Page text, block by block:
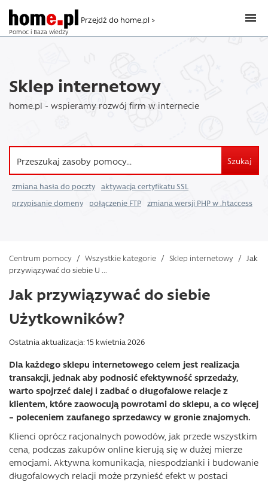
Pomoc i Baza wiedzy
Przejdź do home.pl >
Sklep internetowy
home.pl - wspieramy rozwój firm w internecie
Szukaj
zmiana hasła do poczty
aktywacja certyfikatu SSL
przypisanie domeny
połączenie FTP zmiana wersji PHP w .htaccess
Centrum pomocy / Wszystkie kategorie / Sklep internetowy /
Jak
przywiązywać do siebie U ...
Jak przywiązywać do siebie
Użytkowników?
Ostatnia aktualizacja: 15 kwietnia 2026
Dla każdego sklepu internetowego celem jest realizacja
transakcji, jednak aby podnosić efektywność sprzedaży,
warto spojrzeć dalej i zadbać o długofalowe relacje z
klientem, które zaowocują powrotami do sklepu, a co więcej
– poleceniem zaufanego sprzedawcy w gronie znajomych.
Klienci oprócz racjonalnych powodów, jak przede wszystkim
cena, podczas zakupów online kierują się w dużej mierze
emocjami. Aktywna komunikacja, niespodzianki i budowanie
długofalowych relacji może przynieść efekt w postaci